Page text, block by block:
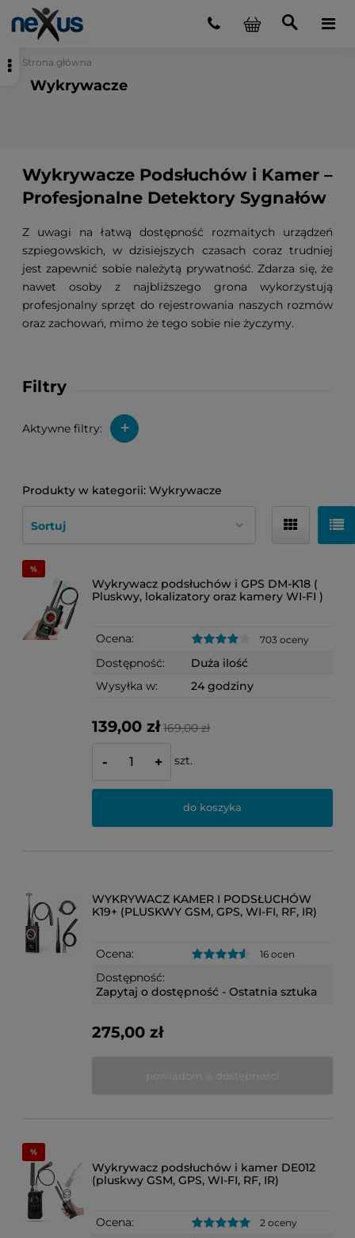
Strona główna
Wykrywacze
Filtry
Aktywne filtry: +
Wykrywacze Podsłuchów i Kamer –
Profesjonalne Detektory Sygnałów
Z uwagi na łatwą dostępność rozmaitych urządzeń
szpiegowskich, w dzisiejszych czasach coraz trudniej
jest zapewnić sobie należytą prywatność. Zdarza się, że
nawet osoby z najbliższego grona wykorzystują
profesjonalny sprzęt do rejestrowania naszych rozmów
oraz zachowań, mimo że tego sobie nie życzymy.
Wykrywacze
Wykrywacz podsłuchów i GPS DM-K18 (
Pluskwy, lokalizatory oraz kamery WI-FI )
Ocena: 703 oceny
Dostępność:
Duża ilość
Wysyłka w:
24 godziny
139,00 zł 169,00 zł
- + szt.
do koszyka
WYKRYWACZ KAMER I PODSŁUCHÓW
K19+ (PLUSKWY GSM, GPS, WI-FI, RF, IR)
Ocena: 16 ocen
Dostępność:
Zapytaj o dostępność - Ostatnia sztuka
275,00 zł
Wykrywacz podsłuchów i kamer DE012
(pluskwy GSM, GPS, WI-FI, RF, IR)
Ocena: 2 oceny